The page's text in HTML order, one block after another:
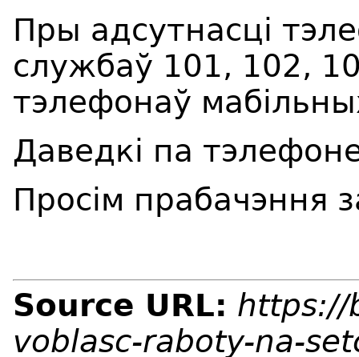
Пры адсутнасці
службаў 101, 102,
тэлефонаў
Даведкі па
Просім прабачэння
Source URL: https://
voblasc-raboty-na-